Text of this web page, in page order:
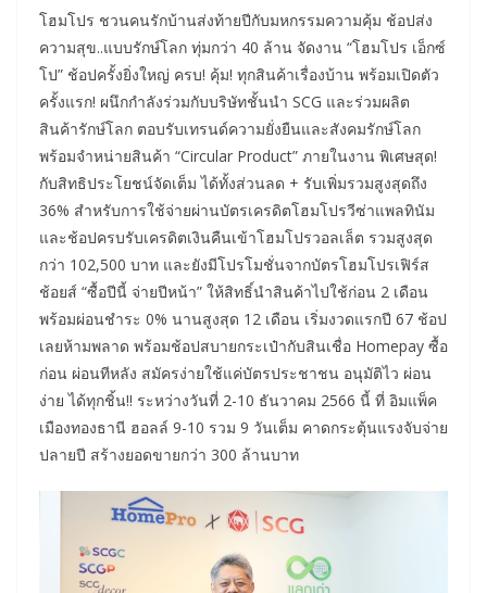
โฮมโปร ชวนคนรักบ้านส่งท้ายปีกับมหกรรมความคุ้ม ช้อปส่ง
ความสุข..แบบรักษ์โลก ทุ่มกว่า 40 ล้าน จัดงาน “โฮมโปร เอ็กซ์
โป” ช้อปครั้งยิ่งใหญ่ ครบ! คุ้ม! ทุกสินค้าเรื่องบ้าน พร้อมเปิดตัว
ครั้งแรก! ผนึกกำลังร่วมกับบริษัทชั้นนำ SCG และร่วมผลิต
สินค้ารักษ์โลก ตอบรับเทรนด์ความยั่งยืนและสังคมรักษ์โลก
พร้อมจำหน่ายสินค้า “Circular Product” ภายในงาน พิเศษสุด!
กับสิทธิประโยชน์จัดเต็ม ได้ทั้งส่วนลด + รับเพิ่มรวมสูงสุดถึง
36% สำหรับการใช้จ่ายผ่านบัตรเครดิตโฮมโปรวีซ่าแพลทินัม
และช้อปครบรับเครดิตเงินคืนเข้าโฮมโปรวอลเล็ต รวมสูงสุด
กว่า 102,500 บาท และยังมีโปรโมชั่นจากบัตรโฮมโปรเฟิร์ส
ช้อยส์ “ซื้อปีนี้ จ่ายปีหน้า” ให้สิทธิ์นำสินค้าไปใช้ก่อน 2 เดือน
พร้อมผ่อนชำระ 0% นานสูงสุด 12 เดือน เริ่มงวดแรกปี 67 ช้อป
เลยห้ามพลาด พร้อมช้อปสบายกระเป๋ากับสินเชื่อ Homepay ซื้อ
ก่อน ผ่อนทีหลัง สมัครง่ายใช้แค่บัตรประชาชน อนุมัติไว ผ่อน
ง่าย ได้ทุกชิ้น!! ระหว่างวันที่ 2-10 ธันวาคม 2566 นี้ ที่ อิมแพ็ค
เมืองทองธานี ฮอลล์ 9-10 รวม 9 วันเต็ม คาดกระตุ้นแรงจับจ่าย
ปลายปี สร้างยอดขายกว่า 300 ล้านบาท